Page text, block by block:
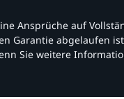
Ansprüche auf
Garantie abgelaufen
Sie weitere